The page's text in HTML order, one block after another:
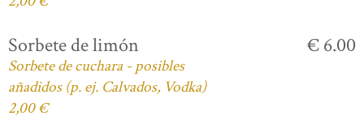
Sorbete de limón
Sorbete de cuchara - posibles
añadidos (p. ej. Calvados, Vodka)
2,00 €
€ 6.00